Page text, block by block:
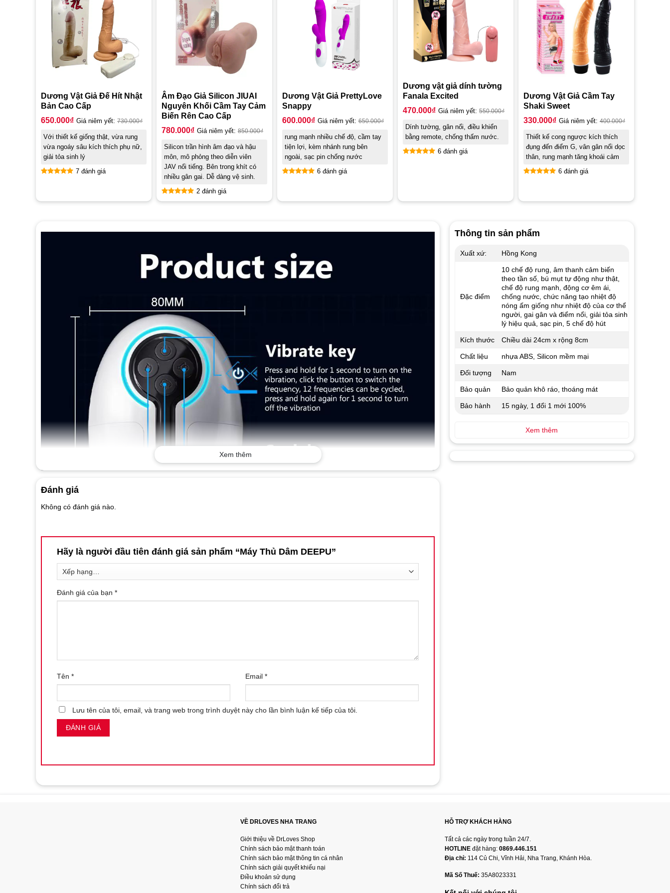
Dương Vật Giả Đế Hít Nhật
Bản Cao Cấp
650.000₫ Giá niêm yết: 730.000₫
Với thiết kế giống thật, vừa rung
vừa ngoáy sâu kích thích phụ nữ,
giải tỏa sinh lý
7 đánh giá
Âm Đạo Giả Silicon JIUAI
Nguyên Khối Cầm Tay Cảm
Biến Rên Cao Cấp
Được xếp
780.000₫ Giá niêm yết: 850.000₫
Silicon trần hình âm đạo và hậu
môn, mô phỏng theo diễn viên
JAV nổi tiếng. Bên trong khít có
nhiều gân gai. Dễ dàng vệ sinh.
2 đánh giá
Dương Vật Giả PrettyLove
Snappy
600.000₫ Giá niêm yết: 650.000₫
rung mạnh nhiều chế độ, cầm tay
tiện lợi, kèm nhánh rung bên
ngoài, sạc pin chống nước
6 đánh giá
Dương vật giả dính tường
Fanala Excited
470.000₫ Giá niêm yết: 550.000₫
Dính tường, gân nổi, điều khiển
bằng remote, chống thấm nước.
6 đánh giá
Dương Vật Giả Cầm Tay
Shaki Sweet
330.000₫ Giá niêm yết: 400.000₫
Thiết kế cong ngược kích thích
đụng đến điểm G, vân gân nổi dọc
thân, rung mạnh tăng khoái cảm
6 đánh giá
Xem thêm
Đánh giá
Không có đánh giá nào.
Hãy là người đầu tiên đánh giá sản phẩm “Máy Thủ Dâm DEEPU”
Đánh giá của bạn *
Tên * Email *
Lưu tên của tôi, email, và trang web trong trình duyệt này cho lần bình luận kế tiếp của tôi.
Thông tin sản phẩm
Xuất xứ: Hồng Kong
Đặc điểm
10 chế độ rung, âm thanh cảm biến
theo tần số, bú mụt tự động như thật,
chế độ rung mạnh, động cơ êm ái,
chống nước, chức năng tạo nhiệt độ
nóng ấm giống như nhiệt độ của cơ thể
người, gai gân và điểm nổi, giải tỏa sinh
lý hiệu quả, sạc pin, 5 chế độ hút
Kích thước Chiều dài 24cm x rộng 8cm
Chất liệu nhựa ABS, Silicon mềm mại
Đối tượng Nam
Bảo quản Bảo quản khô ráo, thoáng mát
Bảo hành 15 ngày, 1 đổi 1 mới 100%
Xem thêm
VỀ DRLOVES NHA TRANG
Giới thiệu về DrLoves Shop
Chính sách bảo mật thanh toán
Chính sách bảo mật thông tin cá nhân
Chính sách giải quyết khiếu nại
Điều khoản sử dụng
Chính sách đổi trả
HỖ TRỢ KHÁCH HÀNG
Tất cả các ngày trong tuần 24/7.
HOTLINE đặt hàng: 0869.446.151
Địa chỉ: 114 Củ Chi, Vĩnh Hải, Nha Trang, Khánh Hòa.
Mã Số Thuế: 35A8023331